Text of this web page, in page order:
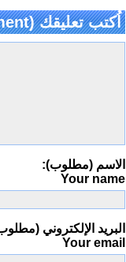
اُكتب تعليقك (Your comment):
الاسم (مطلوب):
Your name
البريد الإلكتروني (مطلوب):
Your email